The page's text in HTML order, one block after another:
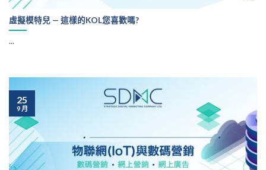
虛擬模特兒 — 這樣的KOL您喜歡嗎?
...
25
9 月